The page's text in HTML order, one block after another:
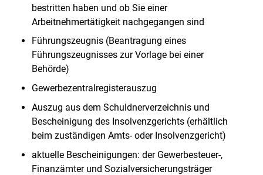
bestritten haben und ob Sie einer
Arbeitnehmertätigkeit nachgegangen sind
Führungszeugnis (Beantragung eines
Führungszeugnisses zur Vorlage bei einer
Behörde)
Gewerbezentralregisterauszug
Auszug aus dem Schuldnerverzeichnis und
Bescheinigung des Insolvenzgerichts (erhältlich
beim zuständigen Amts- oder Insolvenzgericht)
aktuelle Bescheinigungen: der Gewerbesteuer-,
Finanzämter und Sozialversicherungsträger